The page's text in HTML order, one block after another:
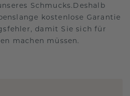
Schmucks.Deshalb
kostenlose Garantie
damit Sie sich für
machen müssen.